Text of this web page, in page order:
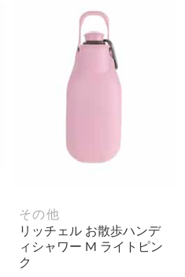
その他
リッチェル お散歩ハンデ
ィシャワー M ライトピン
ク